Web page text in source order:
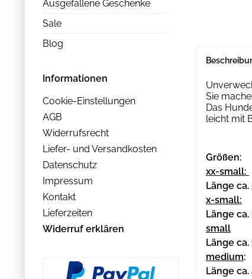
Ausgefallene Geschenke
Sale
Blog
Informationen
Cookie-Einstellungen
AGB
Widerrufsrecht
Liefer- und Versandkosten
Datenschutz
Impressum
Kontakt
Lieferzeiten
Widerruf erklären
Sie
Das
leicht mit
Größen:
xx-small:
Länge
x-small:
Länge
small
Länge
medium:
Länge